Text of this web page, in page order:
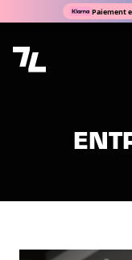
Paiement